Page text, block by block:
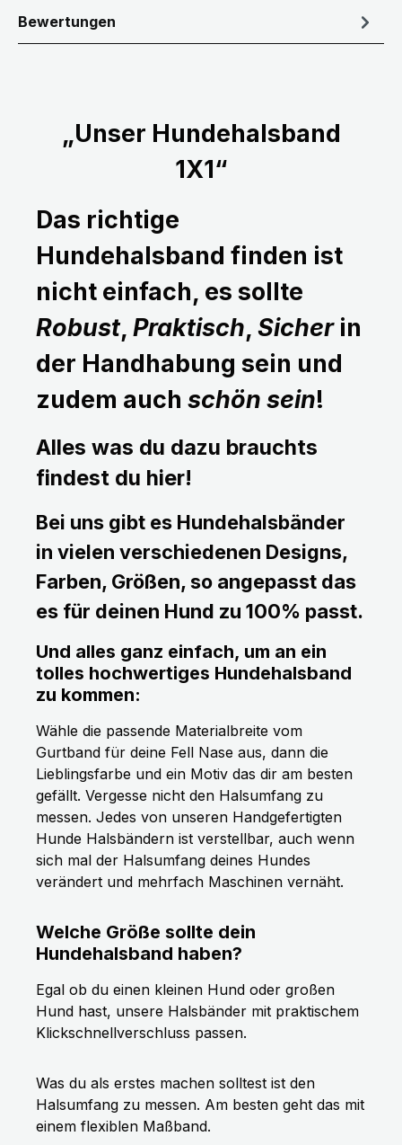
Bewertungen
„Unser Hundehalsband
1X1“
Das richtige
Hundehalsband finden ist
nicht einfach, es sollte
Robust, Praktisch, Sicherin
der Handhabung sein und
zudem auch schön sein!
Alles was du dazu brauchts
findest du hier!
Bei uns gibt es Hundehalsbänder
in vielen verschiedenen Designs,
Farben, Größen, so angepasst das
es für deinen Hund zu 100% passt.
Und alles ganz einfach, um an ein
tolles hochwertiges Hundehalsband
zu kommen:
Wähle die passende Materialbreite vom
Gurtband für deine Fell Nase aus, dann die
Lieblingsfarbe und ein Motiv das dir am besten
gefällt. Vergesse nicht den Halsumfang zu
messen. Jedes von unseren Handgefertigten
Hunde Halsbändern ist verstellbar, auch wenn
sich mal der Halsumfang deines Hundes
verändert und mehrfach Maschinen vernäht.
Welche Größe sollte dein
Hundehalsband haben?
Egal ob du einen kleinen Hund oder großen
Hund hast, unsere Halsbänder mit praktischem
Klickschnellverschluss passen.
Was du als erstes machen solltest ist den
Halsumfang zu messen. Am besten geht das mit
einem flexiblen Maßband.